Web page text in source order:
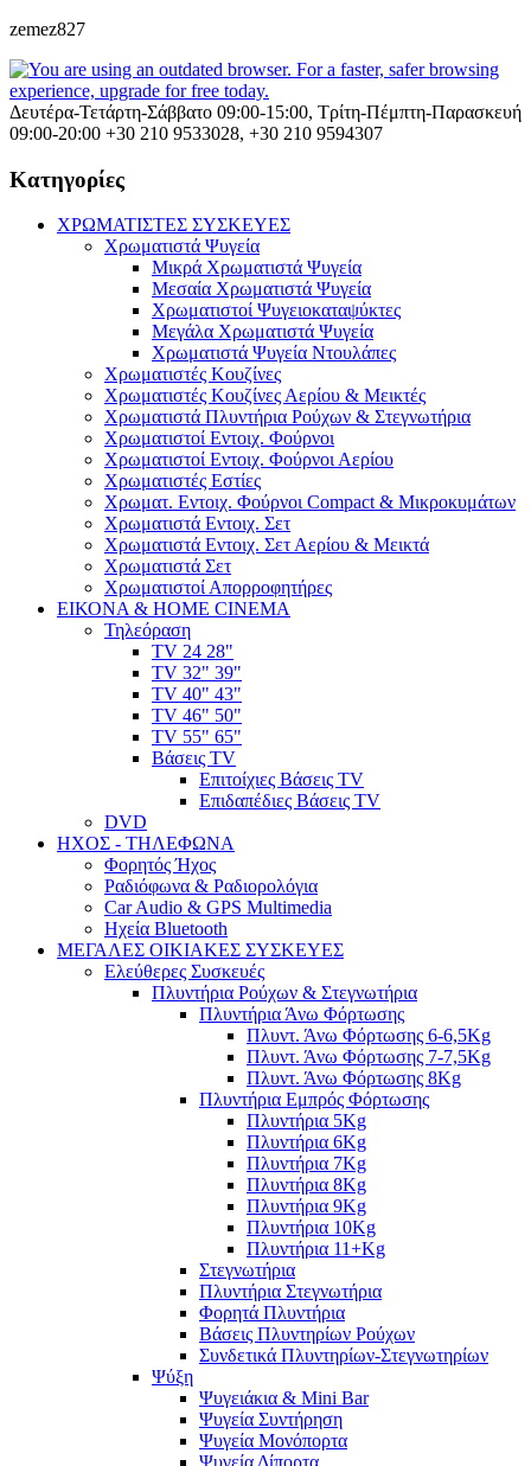
zemez827
Δευτέρα-Τετάρτη-Σάββατο 09:00-15:00, Τρίτη-Πέμπτη-Παρασκευή
09:00-20:00 +30 210 9533028, +30 210 9594307
Κατηγορίες
ΧΡΩΜΑΤΙΣΤΕΣ ΣΥΣΚΕΥΕΣ
Χρωματιστά Ψυγεία
Μικρά Χρωματιστά Ψυγεία
Μεσαία Χρωματιστά Ψυγεία
Χρωματιστοί Ψυγειοκαταψύκτες
Μεγάλα Χρωματιστά Ψυγεία
Χρωματιστά Ψυγεία Ντουλάπες
Χρωματιστές Κουζίνες
Χρωματιστές Κουζίνες Αερίου & Μεικτές
Χρωματιστά Πλυντήρια Ρούχων & Στεγνωτήρια
Χρωματιστοί Εντοιχ. Φούρνοι
Χρωματιστοί Εντοιχ. Φούρνοι Αερίου
Χρωματιστές Εστίες
Χρωματ. Εντοιχ. Φούρνοι Compact & Μικροκυμάτων
Χρωματιστά Εντοιχ. Σετ
Χρωματιστά Εντοιχ. Σετ Αερίου & Μεικτά
Χρωματιστά Σετ
Χρωματιστοί Απορροφητήρες
ΕΙΚΟΝΑ & HOME CINEMA
Τηλεόραση
TV 24 28"
TV 32" 39"
TV 40" 43"
TV 46" 50"
TV 55" 65"
Βάσεις TV
Επιτοίχιες Βάσεις TV
Επιδαπέδιες Βάσεις TV
DVD
ΗΧΟΣ - ΤΗΛΕΦΩΝΑ
Φορητός Ήχος
Ραδιόφωνα & Ραδιορολόγια
Car Audio & GPS Multimedia
Ηχεία Bluetooth
ΜΕΓΑΛΕΣ ΟΙΚΙΑΚΕΣ ΣΥΣΚΕΥΕΣ
Ελεύθερες Συσκευές
Πλυντήρια Ρούχων & Στεγνωτήρια
Πλυντήρια Άνω Φόρτωσης
Πλυντ. Άνω Φόρτωσης 6-6,5Kg
Πλυντ. Άνω Φόρτωσης 7-7,5Kg
Πλυντ. Άνω Φόρτωσης 8Kg
Πλυντήρια Εμπρός Φόρτωσης
Πλυντήρια 5Kg
Πλυντήρια 6Kg
Πλυντήρια 7Kg
Πλυντήρια 8Kg
Πλυντήρια 9Kg
Πλυντήρια 10Kg
Πλυντήρια 11+Kg
Στεγνωτήρια
Πλυντήρια Στεγνωτήρια
Φορητά Πλυντήρια
Βάσεις Πλυντηρίων Ρούχων
Συνδετικά Πλυντηρίων-Στεγνωτηρίων
Ψύξη
Ψυγειάκια & Mini Bar
Ψυγεία Συντήρηση
Ψυγεία Μονόπορτα